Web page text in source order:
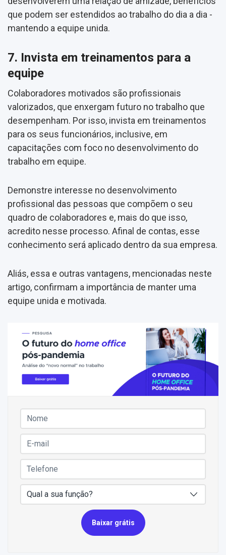
que podem ser estendidos ao trabalho do dia a dia -
mantendo a equipe unida.
7. Invista em treinamentos para a
equipe
Colaboradores motivados são profissionais
valorizados, que enxergam futuro no trabalho que
desempenham. Por isso, invista em treinamentos
para os seus funcionários, inclusive, em
capacitações com foco no desenvolvimento do
trabalho em equipe.
Demonstre interesse no desenvolvimento
profissional das pessoas que compõem o seu
quadro de colaboradores e, mais do que isso,
acredito nesse processo. Afinal de contas, esse
conhecimento será aplicado dentro da sua empresa.
Aliás, essa e outras vantagens, mencionadas neste
artigo, confirmam a importância de manter uma
equipe unida e motivada.
Baixar grátis